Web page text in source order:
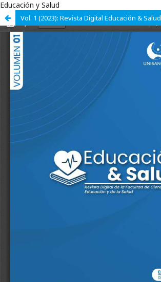
Educación y Salud
Vol. 1 (2023): Revista Digital Educación & Salud